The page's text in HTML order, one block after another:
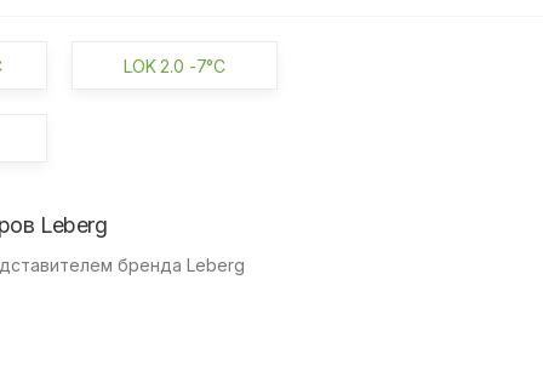
LOK 2.0 -7°C
Leberg
бренда Leberg